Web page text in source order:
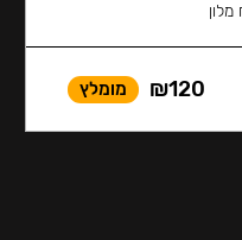
₪120 מומלץ